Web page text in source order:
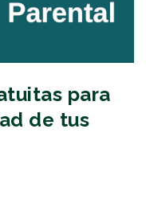
para
de tus